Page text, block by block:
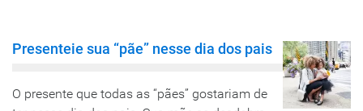
Presenteie sua “pãe” nesse dia dos pais
O presente que todas as “pães” gostariam de